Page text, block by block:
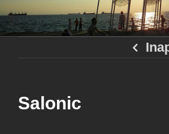
Salonic